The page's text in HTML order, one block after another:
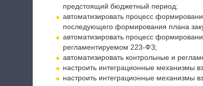
предстоящий бюджетный период;
автоматизировать процесс
последующего формирования плана
автоматизировать процесс
регламентируемом 223-ФЗ;
автоматизировать контрольные и
настроить интеграционные механизмы
настроить интеграционные механизмы